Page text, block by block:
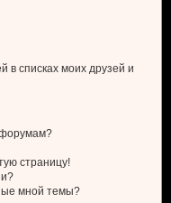
в списках моих друзей и
страницу!
мной темы?